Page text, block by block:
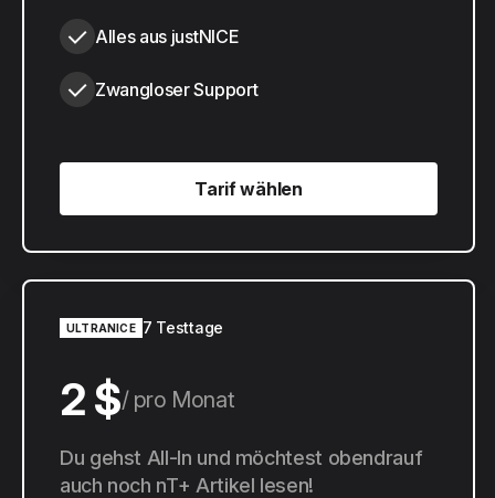
Alles aus justNICE
Zwangloser Support
Tarif wählen
Tarif wählen
ULTRANICE 7 Testtage
2 $ pro Monat
20 $ pro Jahr
Du gehst All-In und möchtest obendrauf
auch noch nT+ Artikel lesen!